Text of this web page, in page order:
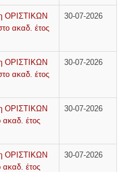
ΟΡΙΣΤΙΚΩΝ
ακαδ. έτος
30-07-2026
ΟΡΙΣΤΙΚΩΝ
ακαδ. έτος
30-07-2026
ΟΡΙΣΤΙΚΩΝ
έτος
30-07-2026
ΟΡΙΣΤΙΚΩΝ
έτος
30-07-2026